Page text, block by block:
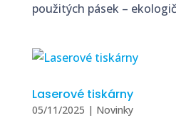
použitých pásek –
Laserové tiskárny
05/11/2025 | Novinky